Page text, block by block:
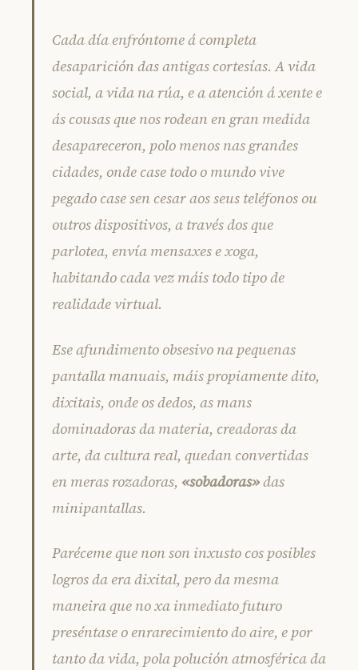
Cada día enfróntome á completa
desaparición das antigas cortesías. A vida
social, a vida na rúa, e a atención á xente e
ás cousas que nos rodean en gran medida
desapareceron, polo menos nas grandes
cidades, onde case todo o mundo vive
pegado case sen cesar aos seus teléfonos ou
outros dispositivos, a través dos que
parlotea, envía mensaxes e xoga,
habitando cada vez máis todo tipo de
realidade virtual.
Ese afundimento obsesivo na pequenas
pantalla manuais, máis propiamente dito,
dixitais, onde os dedos, as mans
dominadoras da materia, creadoras da
arte, da cultura real, quedan convertidas
en meras rozadoras, «sobadoras»das
minipantallas.
Paréceme que non son inxusto cos posibles
logros da era dixital, pero da mesma
maneira que no xa inmediato futuro
preséntase o enrarecimiento do aire, e por
tanto da vida, pola polución atmosférica da